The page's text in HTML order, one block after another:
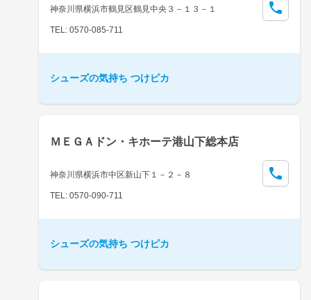
神奈川県横浜市鶴見区鶴見中央３－１３－１
TEL: 0570-085-711
シューズの気持ち つけピカ
ＭＥＧＡドン・キホーテ港山下総本店
神奈川県横浜市中区新山下１－２－８
TEL: 0570-090-711
シューズの気持ち つけピカ